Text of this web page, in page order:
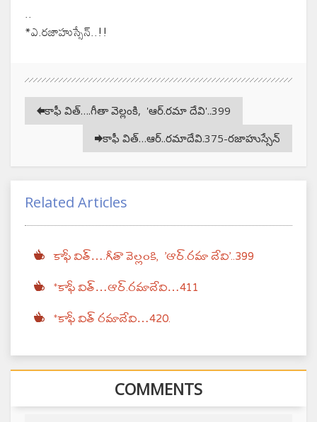
..
*ఎ.రజాహుస్సేన్..!!
కాఫీ విత్….గీతా వెల్లంకి, ‌ 'ఆర్.రమా దేవి'..399
కాఫీ విత్…ఆర్..రమాదేవి.375-రజాహుస్సేన్
Related Articles
కాఫీ విత్….గీతా వెల్లంకి, ‌ 'ఆర్.రమా దేవి'..399
*కాఫీ విత్…ఆర్.రమాదేవి…411
*కాఫీ విత్ రమాదేవి…420.
COMMENTS